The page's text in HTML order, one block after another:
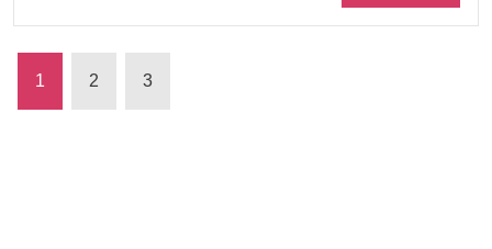
1 2 3